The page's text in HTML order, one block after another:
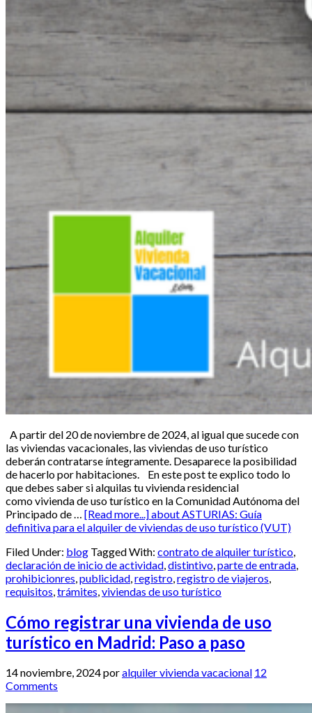
A partir del 20 de noviembre de 2024, al igual que sucede con
las viviendas vacacionales, las viviendas de uso turístico
deberán contratarse íntegramente. Desaparece la posibilidad
de hacerlo por habitaciones. En este post te explico todo lo
que debes saber si alquilas tu vivienda residencial
como vivienda de uso turístico en la Comunidad Autónoma del
Principado de … [Read more...]about ASTURIAS: Guía
definitiva para el alquiler de viviendas de uso turístico (VUT)
Filed Under: blog Tagged With: contrato de alquiler turístico
declaración de inicio de actividad distintivo parte de entrada
prohibicionres publicidad registro registro de viajeros
requisitos trámites viviendas de uso turístico
Cómo registrar una vivienda de uso
turístico en Madrid: Paso a paso
14 noviembre, 2024poralquiler vivienda vacacional 12
Comments